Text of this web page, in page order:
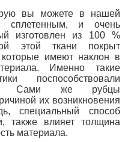
вы можете в нашей
сплетенным, и очень
изготовлен из 100 %
этой ткани покрыт
которые имеют наклон в
Именно такие
поспособствовали
Сами же рубцы
их возникновения
специальный способ
также влияет толщина
материала.